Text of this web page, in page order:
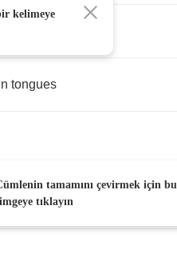
tongues
kelimeye
tamamını çevirmek için bu
tıklayın